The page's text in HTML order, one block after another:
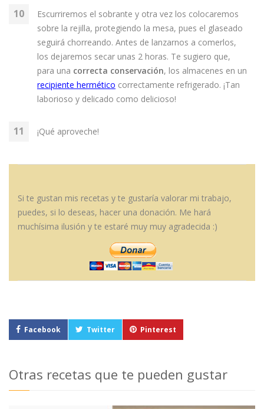
Escurriremos el sobrante y otra vez los colocaremos
sobre la rejilla, protegiendo la mesa, pues el glaseado
seguirá chorreando. Antes de lanzarnos a comerlos,
los dejaremos secar unas 2 horas. Te sugiero que,
para una correcta conservación, los almacenes en un
recipiente hermético correctamente refrigerado. ¡Tan
laborioso y delicado como delicioso!
¡Qué aproveche!
Si te gustan mis recetas y te gustaría valorar mi trabajo,
puedes, si lo deseas, hacer una donación. Me hará
muchísima ilusión y te estaré muy muy agradecida :)
Facebook Twitter Pinterest
Otras recetas que te pueden gustar